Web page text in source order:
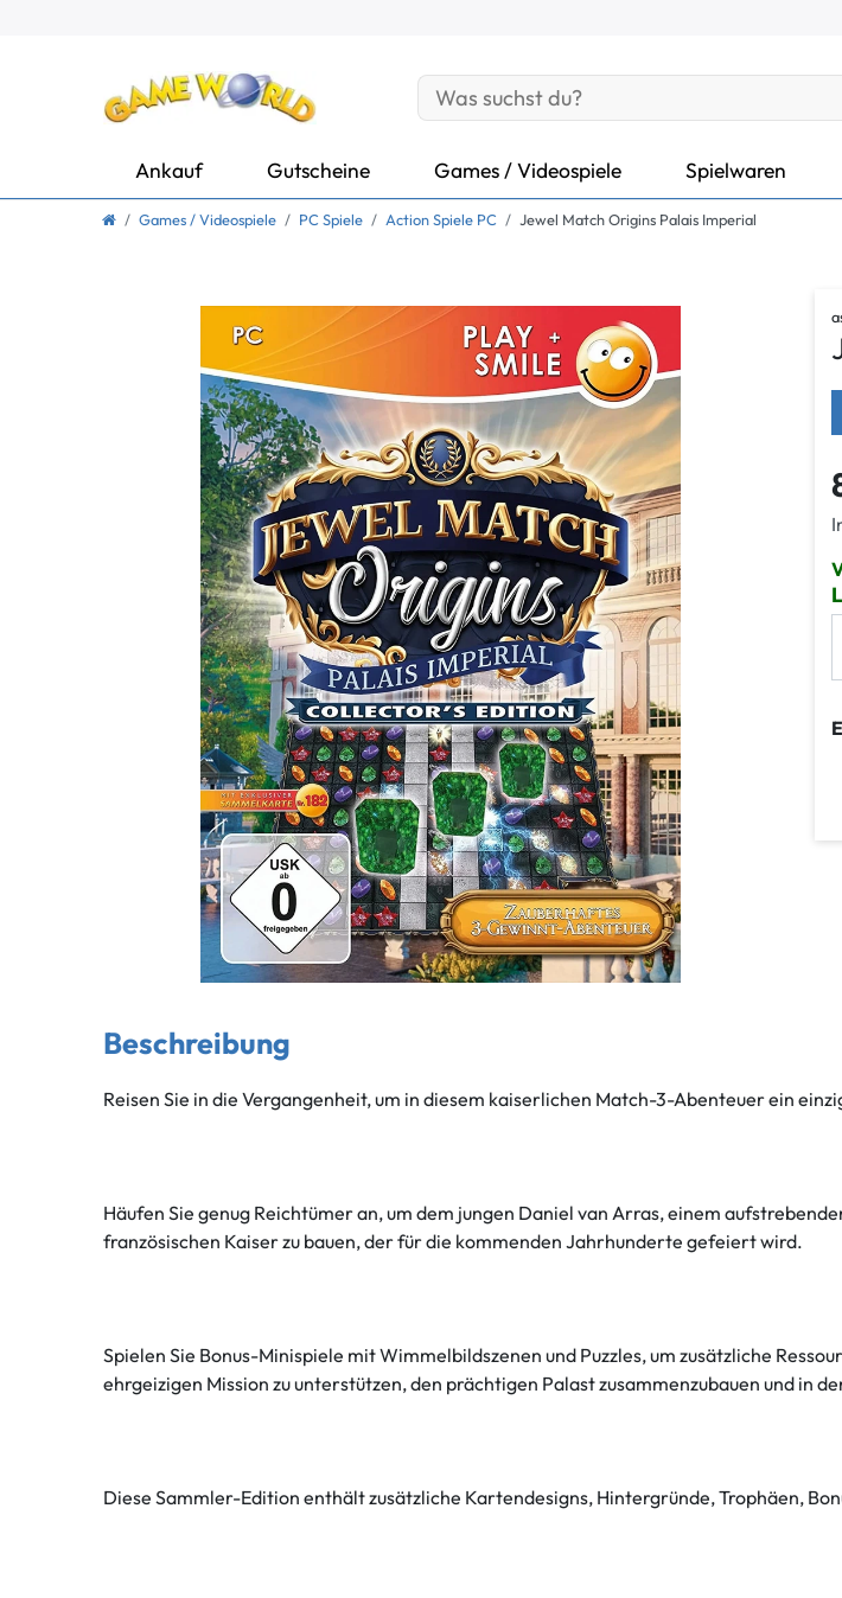
Ankauf Gutscheine Games / Videospiele Spielwaren
Games / Videospiele PC Spiele Action Spiele PC Jewel Match Origins Palais Imperial
Beschreibung
Reisen Sie in die Vergangenheit, um in diesem kaiserlichen Match-3-Abenteuer ein
Häufen Sie genug Reichtümer an, um dem jungen Daniel van Arras, einem
französischen Kaiser zu bauen, der für die kommenden Jahrhunderte gefeiert wird.
Spielen Sie Bonus-Minispiele mit Wimmelbildszenen und Puzzles, um zusätzliche
ehrgeizigen Mission zu unterstützen, den prächtigen Palast zusammenzubauen und in
Diese Sammler-Edition enthält zusätzliche Kartendesigns, Hintergründe, Trophäen,